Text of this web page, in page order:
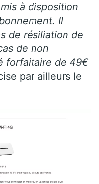
à disposition
Il
de résiliation de
de non
forfaitaire de 49€
par ailleurs le